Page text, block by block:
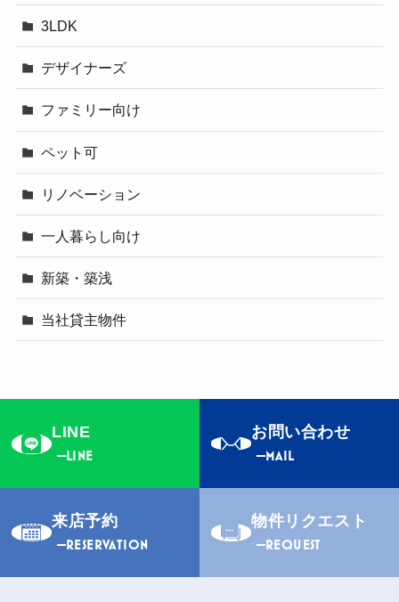
3LDK
デザイナーズ
ファミリー向け
ペット可
リノベーション
一人暮らし向け
新築・築浅
当社貸主物件
LINE
LINE
お問い合わせ
MAIL
来店予約
RESERVATION
物件リクエスト
REQUEST